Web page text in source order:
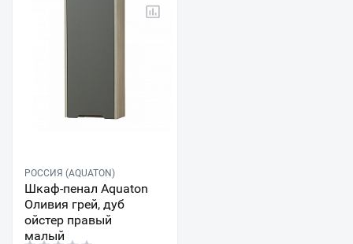
РОССИЯ (AQUATON)
Шкаф-пенал Aquaton
Оливия грей, дуб
ойстер правый
малый